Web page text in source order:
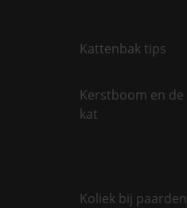
Kattenbak tips
Kerstboom en de
kat
Koliek bij paarden